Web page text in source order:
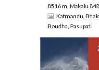
8516 m, Makalu
Katmandu,
Boudha, Pasupati